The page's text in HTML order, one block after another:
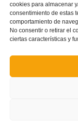
cookies para almacenar
consentimiento de estas
comportamiento de
No consentir o retirar el
ciertas características y
RFEF
martes 4
Nuevo
Circular nº. 5 –